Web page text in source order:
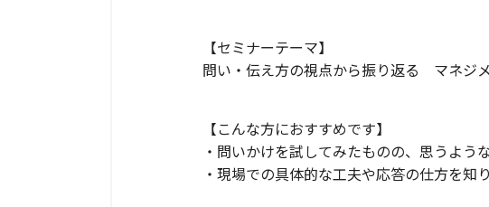
【セミナーテーマ】
問い・伝え方の視点から振り返る マネジ
【こんな方におすすめです】
・問いかけを試してみたものの、思うよう
・現場での具体的な工夫や応答の仕方を知